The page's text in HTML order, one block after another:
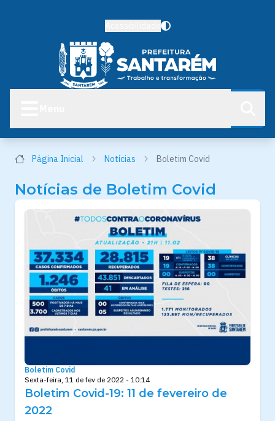
Página Inicial Notícias Boletim Covid
Notícias de Boletim Covid
Boletim Covid
Sexta-feira, 11 de fev de 2022 - 10:14
Boletim Covid-19: 11 de fevereiro de
2022